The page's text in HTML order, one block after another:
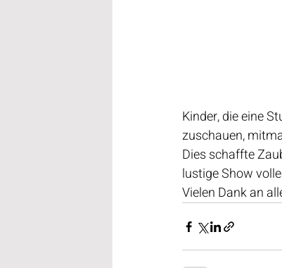
Kinder, die eine
zuschauen,
Dies schaffte
lustige Show
Vielen Dank an